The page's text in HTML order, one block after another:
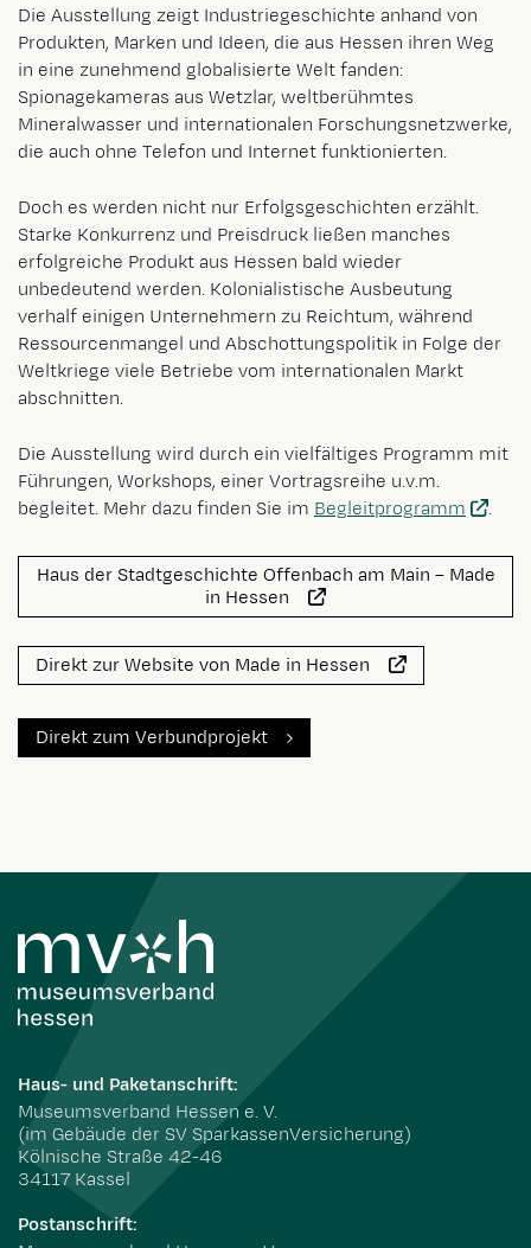
Die Ausstellung zeigt Industriegeschichte anhand von
Produkten, Marken und Ideen, die aus Hessen ihren Weg
in eine zunehmend globalisierte Welt fanden:
Spionagekameras aus Wetzlar, weltberühmtes
Mineralwasser und internationalen Forschungsnetzwerke,
die auch ohne Telefon und Internet funktionierten.
Doch es werden nicht nur Erfolgsgeschichten erzählt.
Starke Konkurrenz und Preisdruck ließen manches
erfolgreiche Produkt aus Hessen bald wieder
unbedeutend werden. Kolonialistische Ausbeutung
verhalf einigen Unternehmern zu Reichtum, während
Ressourcenmangel und Abschottungspolitik in Folge der
Weltkriege viele Betriebe vom internationalen Markt
abschnitten.
Die Ausstellung wird durch ein vielfältiges Programm mit
Führungen, Workshops, einer Vortragsreihe u.v.m.
begleitet. Mehr dazu finden Sie im Begleitprogramm .
Haus der Stadtgeschichte Offenbach am Main – Made
in Hessen
Direkt zur Website von Made in Hessen
Direkt zum Verbundprojekt
Haus- und Paketanschrift:
Museumsverband Hessen e. V.
(im Gebäude der SV SparkassenVersicherung)
Kölnische Straße 42-46
34117 Kassel
Postanschrift: